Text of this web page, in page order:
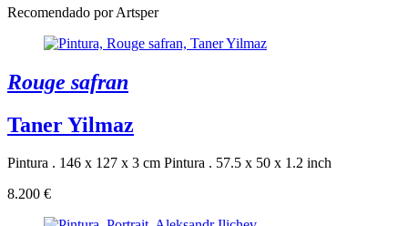
Recomendado por Artsper
Rouge safran
Taner Yilmaz
Pintura . 146 x 127 x 3 cm Pintura . 57.5 x 50 x 1.2 inch
8.200 €